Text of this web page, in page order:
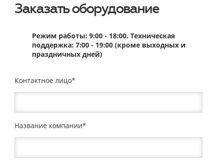
Заказать оборудование
Режим работы: 9:00 - 18:00. Техническая
поддержка: 7:00 - 19:00 (кроме выходных и
праздничных дней)
Контактное лицо
Название компании